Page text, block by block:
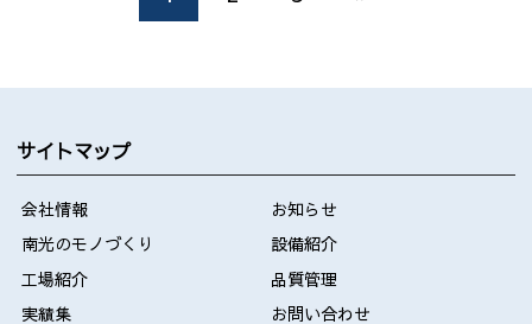
サイトマップ
会社情報
お知らせ
南光のモノづくり
設備紹介
工場紹介
品質管理
実績集
お問い合わせ